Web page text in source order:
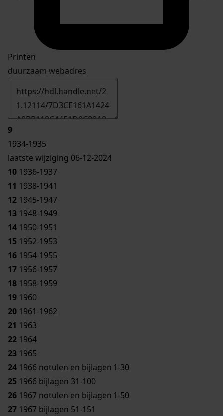
Printen
duurzaam webadres
9
1934-1935
laatste wijziging 06-12-2024
10 1936-1937
11 1938-1941
12 1945-1947
13 1948-1949
14 1950-1951
15 1952-1953
16 1954-1955
17 1956-1957
18 1958-1959
19 1960
20 1961-1962
21 1963
22 1964
23 1965
24 1966 notulen en bijlagen 1-30
25 1966 bijlagen 31-100
26 1967 notulen en bijlagen 1-50
27 1967 bijlagen 51-151